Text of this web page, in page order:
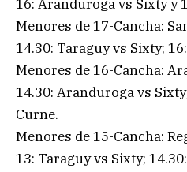
16: Aranduroga vs Sixty y
Menores de 17-Cancha:
14.30: Taraguy vs Sixty;
Menores de 16-Cancha:
14.30: Aranduroga vs
Curne.
Menores de 15-Cancha:
13: Taraguy vs Sixty;